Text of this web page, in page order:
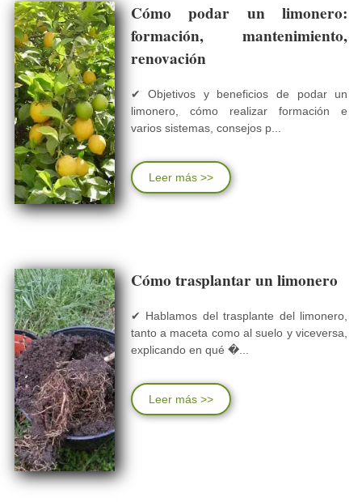
Cómo podar un limonero:
formación, mantenimiento,
renovación
✔ Objetivos y beneficios de podar un
limonero, cómo realizar formación e
varios sistemas, consejos p...
Leer más >>
Cómo trasplantar un limonero
✔ Hablamos del trasplante del limonero,
tanto a maceta como al suelo y viceversa,
explicando en qué �...
Leer más >>